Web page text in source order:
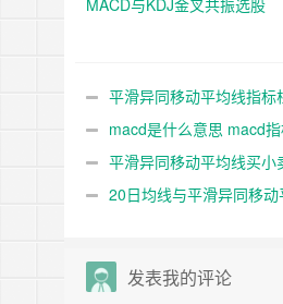
MACD与KDJ金叉共振选股
平滑异同移动平均线指
macd是什么意思 macd
平滑异同移动平均线买小
20日均线与平滑异同移
发表我的评论